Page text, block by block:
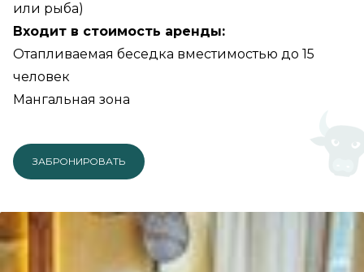
или рыба)
Входит в стоимость аренды:
Отапливаемая беседка вместимостью до 15
человек
Мангальная зона
ЗАБРОНИРОВАТЬ